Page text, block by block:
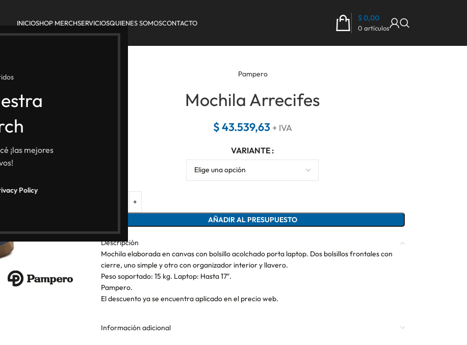
¡las mejores
Policy
INICIOSHOP MERCHSERVICIOSQUIENES SOMOSCONTACTO
0 artículos
$0,00
Pampero
Mochila Arrecifes
$43.539,63 + IVA
VARIANTE
AÑADIR AL PRESUPUESTO
Descripción
Mochila elaborada en canvas con bolsillo acolchado porta laptop. Dos bolsillos frontales con
cierre, uno simple y otro con organizador interior y llavero.
Peso soportado: 15 kg. Laptop: Hasta 17″.
Pampero.
El descuento ya se encuentra aplicado en el precio web.
Información adicional